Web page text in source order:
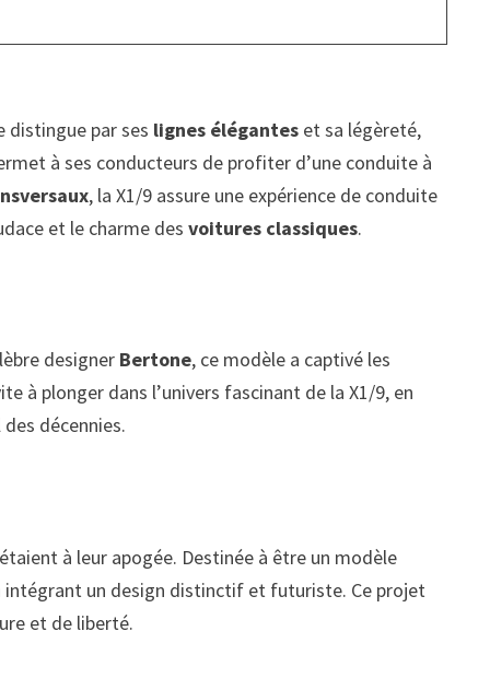
distingue par ses lignes élégantes et sa légèreté,
à ses conducteurs de profiter d’une conduite à
, la X1/9 assure une expérience de conduite
et le charme desvoitures classiques.
designer Bertone, ce modèle a captivé les
à plonger dans l’univers fascinant de la X1/9, en
décennies.
à leur apogée. Destinée à être un modèle
intégrant un design distinctif et futuriste. Ce projet
et de liberté.